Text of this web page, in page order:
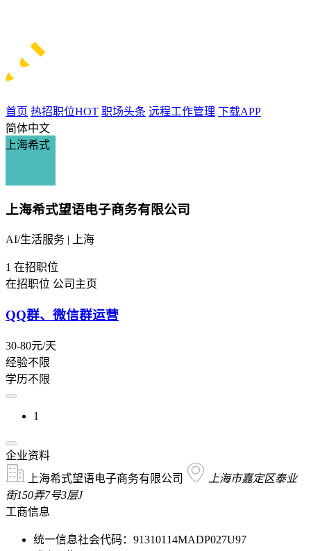
首页 热招职位HOT 职场头条 远程工作管理 下载APP
简体中文
上海希式
上海希式望语电子商务有限公司
AI/生活服务 | 上海
1 在招职位
在招职位 公司主页
QQ群、微信群运营
30-80元/天
经验不限
学历不限
1
企业资料
上海希式望语电子商务有限公司
上海市嘉定区泰业
街150弄7号3层J
工商信息
统一信息社会代码：91310114MADP027U97